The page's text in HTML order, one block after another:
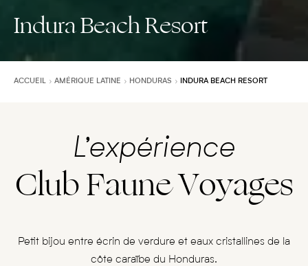
Indura Beach Resort
ACCUEIL AMÉRIQUE LATINE HONDURAS INDURA BEACH RESORT
L’expérience
Club Faune Voyages
Petit bijou entre écrin de verdure et eaux cristallines de la
côte caraïbe du Honduras.